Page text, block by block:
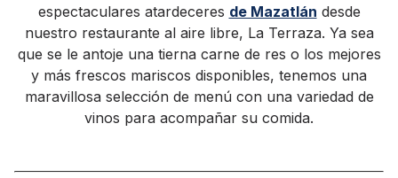
espectaculares atardeceres de Mazatlán desde
nuestro restaurante al aire libre, La Terraza. Ya sea
que se le antoje una tierna carne de res o los mejores
y más frescos mariscos disponibles, tenemos una
maravillosa selección de menú con una variedad de
vinos para acompañar su comida.